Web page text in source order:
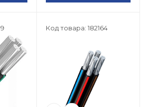
Код товара: 182164